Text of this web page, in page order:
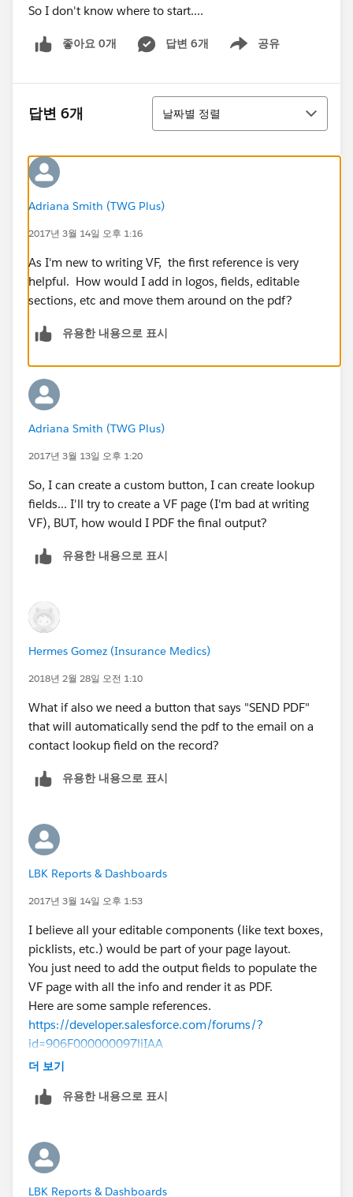
So I don't know where to start....
좋아요 0개 답변 6개 공유
Show menu
답변 6개
정렬
날짜별 정렬
Adriana Smith (TWG Plus)
2017년 3월 14일 오후 1:16
As I'm new to writing VF, the first reference is very
helpful. How would I add in logos, fields, editable
sections, etc and move them around on the pdf?
유용한 내용으로 표시
Adriana Smith (TWG Plus)
2017년 3월 13일 오후 1:20
So, I can create a custom button, I can create lookup
fields... I'll try to create a VF page (I'm bad at writing
VF), BUT, how would I PDF the final output?
유용한 내용으로 표시
Hermes Gomez (Insurance Medics)
2018년 2월 28일 오전 1:10
What if also we need a button that says "SEND PDF"
that will automatically send the pdf to the email on a
contact lookup field on the record?
유용한 내용으로 표시
LBK Reports & Dashboards
2017년 3월 14일 오후 1:53
I believe all your editable components (like text boxes,
picklists, etc.) would be part of your page layout.
You just need to add the output fields to populate the
VF page with all the info and render it as PDF.
Here are some sample references.
https://developer.salesforce.com/forums/?
id=906F000000097liIAA
https://www.interactiveties.com/blog/2015/render-
더 보기
유용한 내용으로 표시
LBK Reports & Dashboards